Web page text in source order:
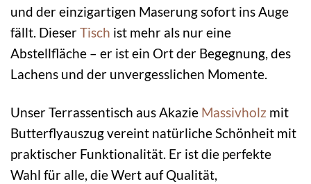
und der einzigartigen Maserung sofort ins Auge
fällt. DieserTisch ist mehr als nur eine
Abstellfläche – er ist ein Ort der Begegnung, des
Lachens und der unvergesslichen Momente.
Unser Terrassentisch aus Akazie Massivholz mit
Butterflyauszug vereint natürliche Schönheit mit
praktischer Funktionalität. Er ist die perfekte
Wahl für alle, die Wert auf Qualität,